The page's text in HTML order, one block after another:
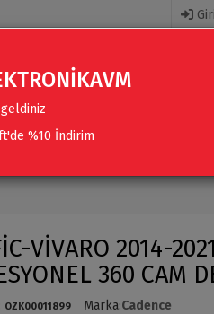
SES SISTEMLERI & AKSESUARLAR
VİVARO 2014-
360 CAM
OZK00011899 Marka:Cadence
%10 İndirim